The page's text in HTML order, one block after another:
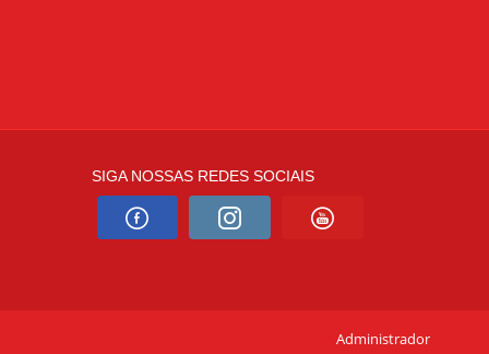
SIGA NOSSAS REDES SOCIAIS
Administrador